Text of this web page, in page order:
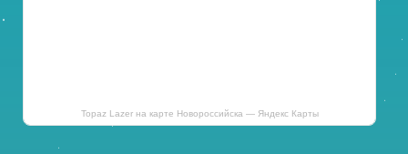
Topaz Lazer на карте Новороссийска — Яндекс Карты